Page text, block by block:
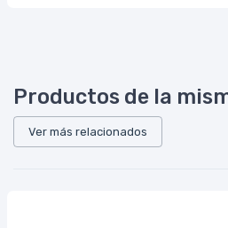
Productos de la
Ver más relacionados